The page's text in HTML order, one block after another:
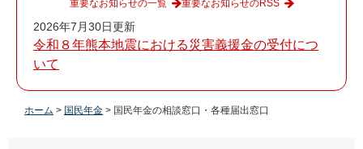
2026年7月30日更新
令和８年熊本地震における災害義援金の受付につ
いて
重要なお知らせの一覧 重要なお知らせのRSS
ホーム > 国民年金 > 国民年金の相談窓口・各種届出窓口